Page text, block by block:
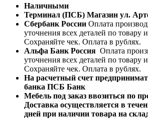
Наличными
Терминал (ПСБ) Магазин ул.
Сбербанк России Оплата
уточнения всех деталей по товару
Сохраняйте чек. Оплата в рублях.
Альфа Банк Россия Оплата
уточнения всех деталей по товару
Сохраняйте чек. Оплата в рублях.
На расчетный счет
банка ПСБ Банк
Мебель под заказ ввозиться по
Доставка осуществляется в
дней при наличии товара на